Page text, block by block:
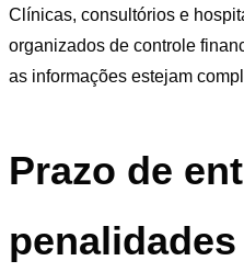
Clínicas, consultórios e
organizados de controle
as informações estejam
Prazo de